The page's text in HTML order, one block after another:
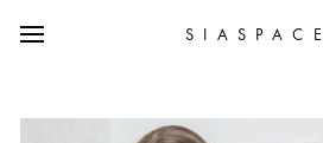
SIASPACE